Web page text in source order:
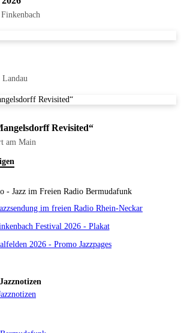
Landau
Revisited“
am Main
im freien Radio Rhein-Neckar